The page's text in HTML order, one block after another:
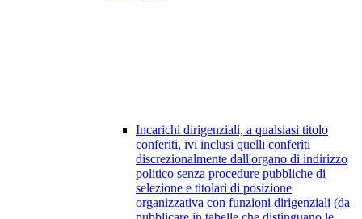
Incarichi dirigenziali, a qualsiasi titolo
conferiti, ivi inclusi quelli conferiti
discrezionalmente dall'organo di indirizzo
politico senza procedure pubbliche di
selezione e titolari di posizione
organizzativa con funzioni dirigenziali (da